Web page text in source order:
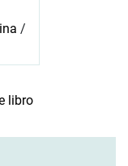
/
libro